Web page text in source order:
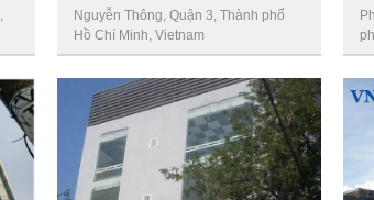
Nguyễn Thông, Quận 3, Thành phố
Hồ Chí Minh, Vietnam